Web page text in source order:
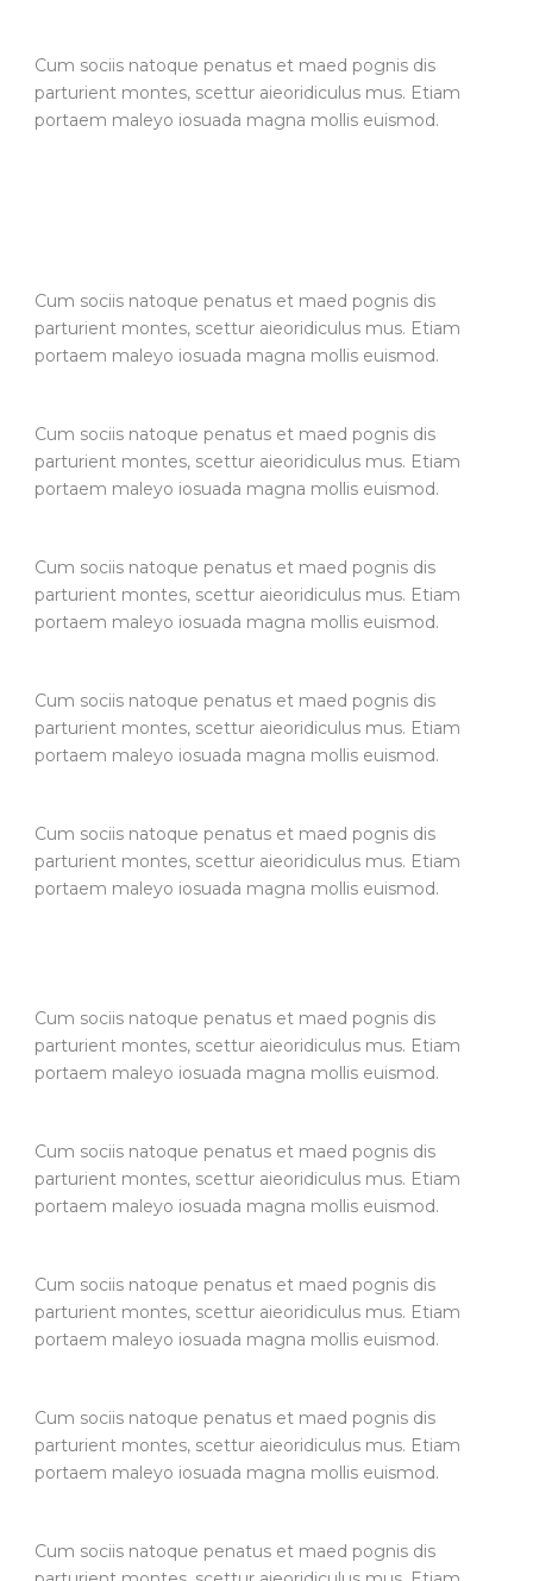
Cum sociis natoque penatus et maed pognis dis
parturient montes, scettur aieoridiculus mus. Etiam
portaem maleyo iosuada magna mollis euismod.
Cum sociis natoque penatus et maed pognis dis
parturient montes, scettur aieoridiculus mus. Etiam
portaem maleyo iosuada magna mollis euismod.
Cum sociis natoque penatus et maed pognis dis
parturient montes, scettur aieoridiculus mus. Etiam
portaem maleyo iosuada magna mollis euismod.
Cum sociis natoque penatus et maed pognis dis
parturient montes, scettur aieoridiculus mus. Etiam
portaem maleyo iosuada magna mollis euismod.
Cum sociis natoque penatus et maed pognis dis
parturient montes, scettur aieoridiculus mus. Etiam
portaem maleyo iosuada magna mollis euismod.
Cum sociis natoque penatus et maed pognis dis
parturient montes, scettur aieoridiculus mus. Etiam
portaem maleyo iosuada magna mollis euismod.
Cum sociis natoque penatus et maed pognis dis
parturient montes, scettur aieoridiculus mus. Etiam
portaem maleyo iosuada magna mollis euismod.
Cum sociis natoque penatus et maed pognis dis
parturient montes, scettur aieoridiculus mus. Etiam
portaem maleyo iosuada magna mollis euismod.
Cum sociis natoque penatus et maed pognis dis
parturient montes, scettur aieoridiculus mus. Etiam
portaem maleyo iosuada magna mollis euismod.
Cum sociis natoque penatus et maed pognis dis
parturient montes, scettur aieoridiculus mus. Etiam
portaem maleyo iosuada magna mollis euismod.
Cum sociis natoque penatus et maed pognis dis